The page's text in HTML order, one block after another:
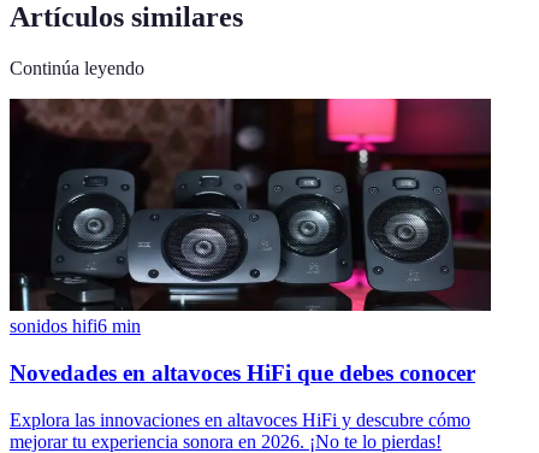
Artículos similares
Continúa leyendo
sonidos hifi6 min
Novedades en altavoces HiFi que debes conocer
Explora las innovaciones en altavoces HiFi y descubre cómo
mejorar tu experiencia sonora en 2026. ¡No te lo pierdas!